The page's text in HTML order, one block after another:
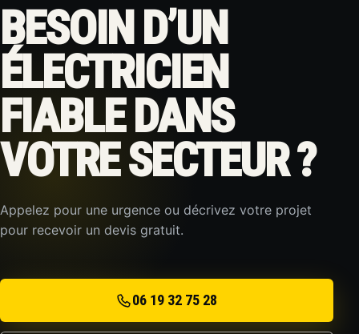
BESOIN D’UN
ÉLECTRICIEN
FIABLE DANS
VOTRE SECTEUR ?
Appelez pour une urgence ou décrivez votre projet
pour recevoir un devis gratuit.
06 19 32 75 28